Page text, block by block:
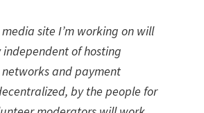
site I’m working on will
of hosting
and payment
by the people for